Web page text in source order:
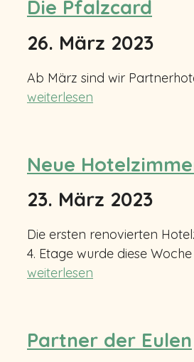
Die Pfalzcard
26. März 2023
Ab März sind wir
weiterlesen
Neue
23. März 2023
Die ersten renovierten
4. Etage wurde diese
weiterlesen
Partner der Eulen